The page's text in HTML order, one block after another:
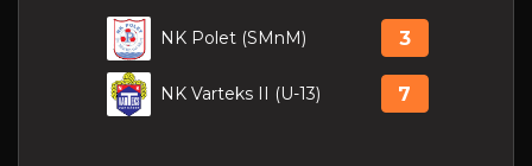
NK Polet (SMnM) 3
NK Varteks II (U-13) 7